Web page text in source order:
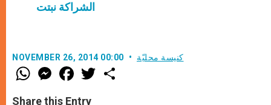
الشراكة نبتت
NOVEMBER 26, 2014 00:00 كنيسة محليّة
W
h
t
M
e
s
F
a
e
w
Share this Entry